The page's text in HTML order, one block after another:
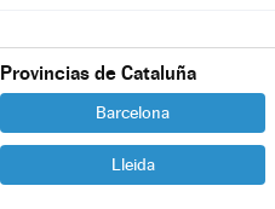
Provincias de Cataluña
Barcelona
Lleida